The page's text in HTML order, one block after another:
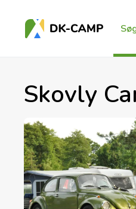
Skovly